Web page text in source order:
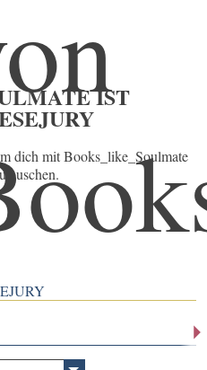
IST
dich mit Books_like_Soulmate